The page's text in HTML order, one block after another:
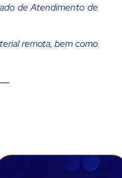
de Atendimento de
remota, bem como